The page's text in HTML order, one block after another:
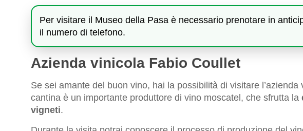
Per visitare il Museo della Pasa è necessario prenotare in
il numero di telefono.
Azienda vinicola Fabio Coullet
Se sei amante del buon vino, hai la possibilità di visitare l’azienda
cantina è un importante produttore di vino moscatel, che sfrutta la
vigneti.